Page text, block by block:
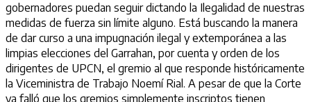
gobernadores puedan seguir dictando la Ilegalidad de nuestras
medidas de fuerza sin límite alguno. Está buscando la manera
de dar curso a una impugnación ilegal y extemporánea a las
limpias elecciones del Garrahan, por cuenta y orden de los
dirigentes de UPCN, el gremio al que responde históricamente
la Viceministra de Trabajo Noemí Rial. A pesar de que la Corte
ya falló que los gremios simplemente inscriptos tienen